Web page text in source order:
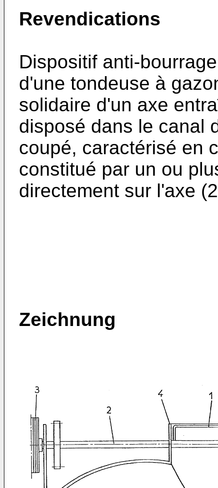
Revendications
Dispositif anti-
d'une tondeuse à
solidaire d'un axe
disposé dans le canal
coupé, caractérisé en
constitué par un ou
directement sur l'axe
Zeichnung